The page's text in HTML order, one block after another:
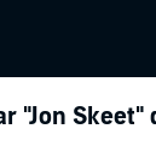
"Jon Skeet"